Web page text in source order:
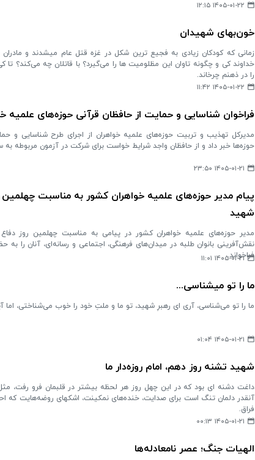
۱۴۰۵-۰۱-۲۲ ۱۲:۱۵
خون‌بهای شهیدان
زمانی که کودکان زیادی به فجیع ترین شکل در غزه قتل عام میشدند و مادران
خداوند کی و چگونه تاوان این مظلومیت ها را می‌گیرد؟ با قاتلان چه می‌کند؟ تا
را در ذهنم چرخاند.
۱۴۰۵-۰۱-۲۲ ۱۱:۴۲
فراخوان شناسایی و حمایت از حافظان قرآنی حوزه‌های علمیه
مدیرکل تهذیب و تربیت حوزه‌های علمیه خواهران از اجرای طرح شناسایی و
حوزه‌ها خبر داد و از حافظان واجد شرایط خواست برای شرکت در آزمون مربوطه به
۱۴۰۵-۰۱-۲۱ ۲۳:۵۰
پیام مدیر حوزه‌های علمیه خواهران کشور به مناسبت چهلمین
شهید
مدیر حوزه‌های علمیه خواهران کشور در پیامی به مناسبت چهلمین روز
نقش‌آفرینی بانوان طلبه در میدان‌های فرهنگی، اجتماعی و رسانه‌ای، آنان را به
فراخواند.
۱۴۰۵-۰۱-۲۱ ۱۱:۰۱
ما را تو میشناسی...
ما را تو می‌شناسی، آری ای رهبرِ شهید، تو ما و ملتِ خود را خوب می‌شناختی، اما
۱۴۰۵-۰۱-۲۱ ۰۱:۰۴
شهید تشنه روز دهم، امام روزه‌دار ما
داغت دشنه ای بود که در این چهل روز هر لحظه بیشتر در قلبمان فرو رفت،
آنقدر دلمان تنگ است برای صدایت، خنده‌های نمکینت، اشکهای روضه‌هایت
فراق.
۱۴۰۵-۰۱-۲۱ ۰۰:۱۳
الهیات جنگ؛ عصر نامعادله‌ها